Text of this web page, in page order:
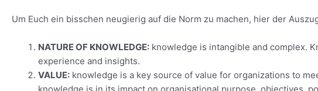
Um Euch ein bisschen neugierig auf die Norm zu machen, hier der
NATURE OF KNOWLEDGE: knowledge is intangible and complex.
experience and insights.
VALUE: knowledge is a key source of value for organizations to